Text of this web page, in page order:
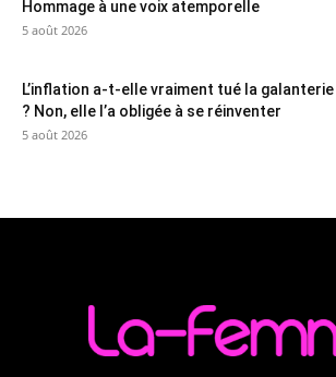
Hommage à une voix atemporelle
5 août 2026
L’inflation a-t-elle vraiment tué la galanterie
? Non, elle l’a obligée à se réinventer
5 août 2026